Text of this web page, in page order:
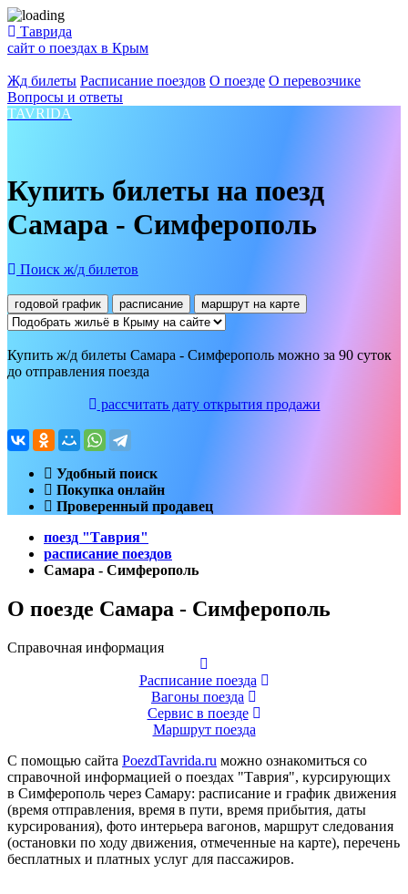
Таврида
сайт о поездах в Крым
Жд билеты Расписание поездов О поезде О перевозчике
Вопросы и ответы
TAVRIDA
Купить билеты на поезд
Самара - Симферополь
Поиск ж/д билетов
годовой график расписание маршрут на карте
Купить ж/д билеты Самара - Симферополь можно за 90 суток
до отправления поезда
рассчитать дату открытия продажи
Удобный поиск
Покупка онлайн
Проверенный продавец
поезд "Таврия"
расписание поездов
Самара - Симферополь
О поезде Самара - Симферополь
Справочная информация
Расписание поезда
Вагоны поезда
Сервис в поезде
Маршрут поезда
С помощью сайта PoezdTavrida.ru можно ознакомиться со
справочной информацией о поездах "Таврия", курсирующих
в Симферополь через Самару: расписание и график движения
(время отправления, время в пути, время прибытия, даты
курсирования), фото интерьера вагонов, маршрут следования
(остановки по ходу движения, отмеченные на карте), перечень
бесплатных и платных услуг для пассажиров.